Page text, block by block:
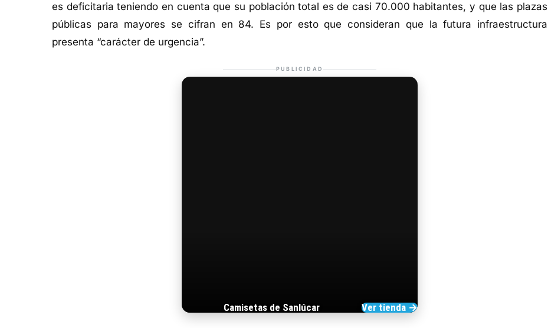
es deficitaria teniendo en cuenta que su población total es de casi 70.000 habitantes, y que las plazas
públicas para mayores se cifran en 84. Es por esto que consideran que la futura infraestructura
presenta “carácter de urgencia”.
PUBLICIDAD
Camisetas de Sanlúcar Ver tienda →